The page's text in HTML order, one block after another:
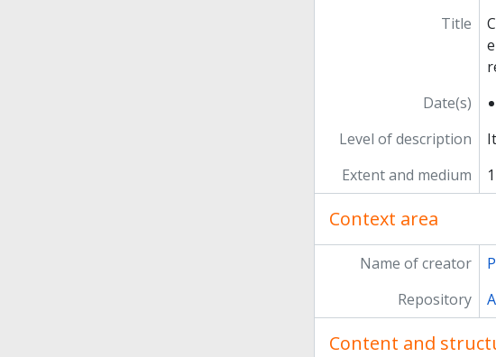
Title
Date(s)
Level of description
Extent and medium
Context area
Name of creator
Repository
Content and